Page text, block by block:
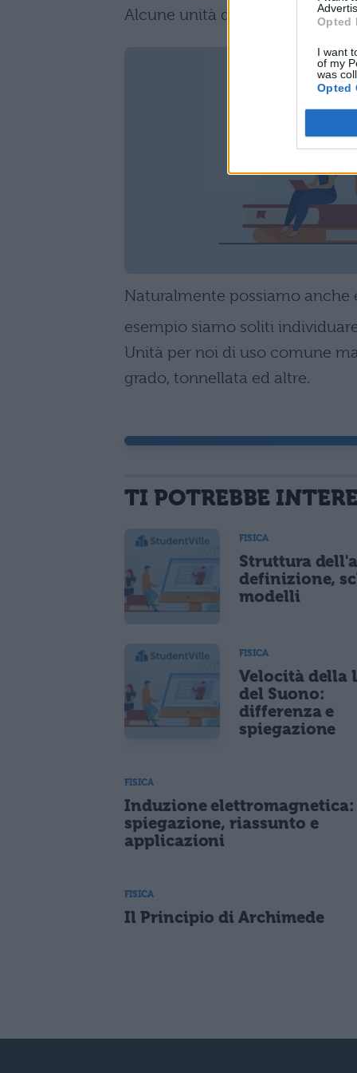
Opted
I want
of my
was
Opted
Alcune unità derivate, ma con
Naturalmente possiamo
esempio siamo soliti
Unità per noi di uso comune
grado, tonnellata ed altre.
TI POTREBBE
FISICA
Struttura
definizione,
modelli
FISICA
Velocità della
del Suono:
differenza e
spiegazione
FISICA
Induzione elettromagnetica:
spiegazione, riassunto e
applicazioni
FISICA
Il Principio di Archimede